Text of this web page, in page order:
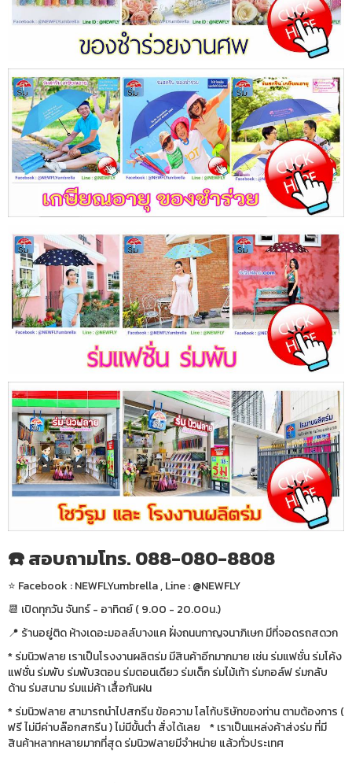
☎️ สอบถามโทร. 088-080-8808
⭐️ Facebook : NEWFLYumbrella , Line : @NEWFLY
📆 เปิดทุกวัน จันทร์ - อาทิตย์ ( 9.00 - 20.00น.)
📍 ร้านอยู่ติด ห้างเดอะมอลล์บางแค ฝั่งถนนกาญจนาภิเษก มีที่จอดรถสดวก
* ร่มนิวฟลาย เราเป็นโรงงานผลิตร่ม มีสินค้าอีกมากมาย เช่น ร่มแฟชั่น ร่มโค้ง
แฟชั่น ร่มพับ ร่มพับ3ตอน ร่มตอนเดียว ร่มเด็ก ร่มไม้เท้า ร่มกอล์ฟ ร่มกลับ
ด้าน ร่มสนาม ร่มแม่ค้า เสื้อกันฝน
* ร่มนิวฟลาย สามารถนำไปสกรีน ข้อความ โลโก้บริษัทของท่าน ตามต้องการ (
ฟรี ไม่มีค่าบล๊อกสกรีน ) ไม่มีขั้นต่ำ สั่งได้เลย * เราเป็นแหล่งค้าส่งร่ม ที่มี
สินค้าหลากหลายมากที่สุด ร่มนิวฟลายมีจำหน่าย แล้วทั่วประเทศ